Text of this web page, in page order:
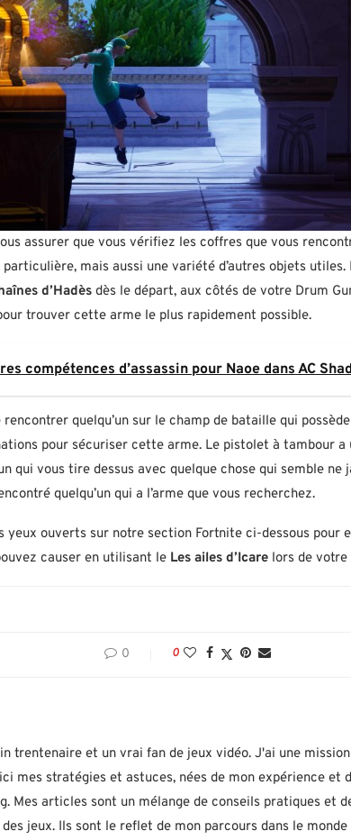
assurer que vous vérifiez les coffres que vous
mais aussi une variété d’autres objets
d’Hadès dès le départ, aux côtés de votre Drum
trouver cette arme le plus rapidement possible.
compétences d’assassin pour Naoe dans AC
quelqu’un sur le champ de bataille qui
pour sécuriser cette arme. Le pistolet à tambour a
qui vous tire dessus avec quelque chose qui semble
quelqu’un qui a l’arme que vous recherchez.
yeux ouverts sur notre section Fortnite ci-dessous pour
causer en utilisant le Les ailes d’Icare lors de
0 0
trentenaire et un vrai fan de jeux vidéo. J'ai une
mes stratégies et astuces, nées de mon expérience et
Mes articles sont un mélange de conseils pratiques et
jeux. Ils sont le reflet de mon parcours dans le